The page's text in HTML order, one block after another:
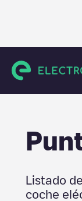
Estaciones de
Listado
coche